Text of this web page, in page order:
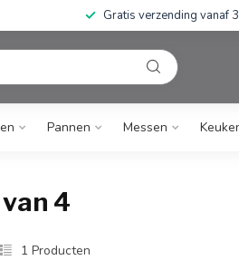
Gratis verzending vanaf
Pannen Messen
4
1 Producten